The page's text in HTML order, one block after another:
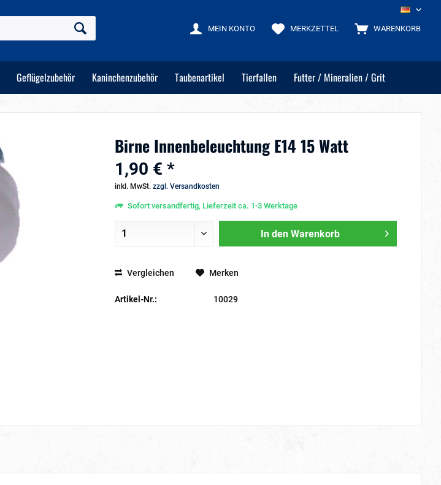
DE
WARENKORB
MERKZETTEL
MEIN KONTO
Geflügelzubehör Kaninchenzubehör Taubenartikel Tierfallen Futter / Mineralien / Grit
Birne Innenbeleuchtung E14 15 Watt
1,90 € *
inkl. MwSt. zzgl. Versandkosten
Sofort versandfertig, Lieferzeit ca. 1-3 Werktage
In den Warenkorb
Vergleichen Merken
Artikel-Nr.: 10029